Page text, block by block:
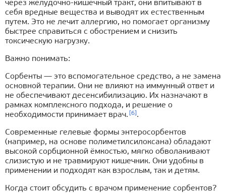
через желудочно-кишечный тракт, они впитывают в
себя вредные вещества и выводят их естественным
путем. Это не лечит аллергию, но помогает организму
быстрее справиться с обострением и снизить
токсическую нагрузку.
Важно понимать:
Сорбенты — это вспомогательное средство, а не замена
основной терапии. Они не влияют на иммунный ответ и
не обеспечивают десенсибилизацию. Их назначают в
рамках комплексного подхода, и решение о
необходимости принимает врач. [6] .
Современные гелевые формы энтеросорбентов
(например, на основе полиметилсилоксана) обладают
высокой сорбционной ёмкостью, мягко обволакивают
слизистую и не травмируют кишечник. Они удобны в
применении и подходят как взрослым, так и детям.
Когда стоит обсудить с врачом применение сорбентов?